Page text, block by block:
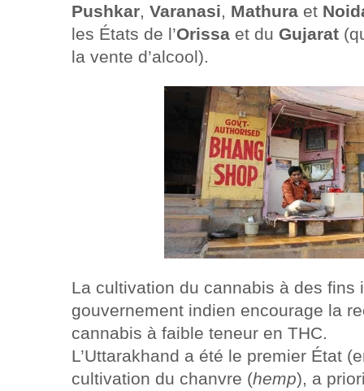
Pushkar Varanasi Mathura et
les États de l’Orissa et du Gujarat
la vente d’alcool).
La cultivation du cannabis à des
gouvernement indien encourage la
cannabis à faible teneur en THC.
L’Uttarakhand a été le premier État
cultivation du chanvre (hemp), a